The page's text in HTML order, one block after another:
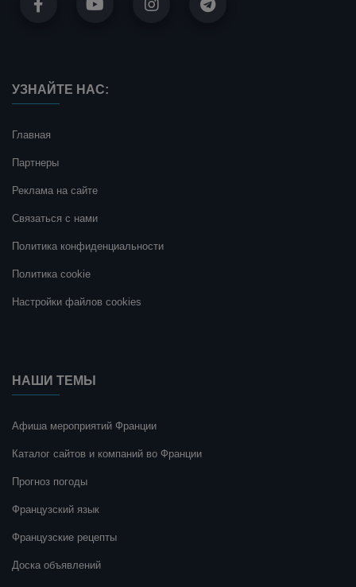
УЗНАЙТЕ НАС:
Главная
Партнеры
Реклама на сайте
Связаться с нами
Политика конфиденциальности
Политика cookie
Настройки файлов cookies
НАШИ ТЕМЫ
Афиша мероприятий Франции
Каталог сайтов и компаний во Франции
Прогноз погоды
Французский язык
Французские рецепты
Доска объявлений